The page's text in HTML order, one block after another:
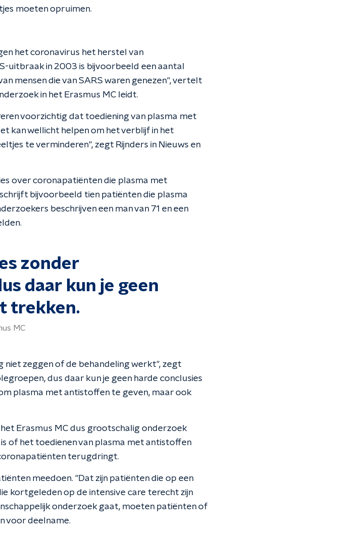
moeten opruimen.
het coronavirus het herstel van
uitbraak in 2003 is bijvoorbeeld een aantal
mensen die van SARS waren genezen", vertelt
in het Erasmus MC leidt.
voorzichtig dat toediening van plasma met
kan wellicht helpen om het verblijf in het
te verminderen", zegt Rijnders in Nieuws en
over coronapatiënten die plasma met
bijvoorbeeld tien patiënten die plasma
beschrijven een man van 71 en een
zonder
daar kun je geen
trekken.
MC
niet zeggen of de behandeling werkt", zegt
dus daar kun je geen harde conclusies
plasma met antistoffen te geven, maar ook
Erasmus MC dus grootschalig onderzoek
of het toedienen van plasma met antistoffen
terugdringt.
meedoen. "Dat zijn patiënten die op een
kortgeleden op de intensive care terecht zijn
onderzoek gaat, moeten patiënten of
voor deelname.